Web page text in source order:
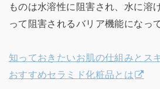
ものは水溶性に阻害され、水に溶
って阻害されるバリア機能になっ
知っておきたいお肌の仕組みとス
おすすめセラミド化粧品とは